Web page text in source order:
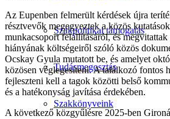
Szakpolitikai támogatás
Tudásmegosztás
Szakkönyveink
Az Eupenben felmerült kérdések újra
résztvevők megegyeztek a közös
munkacsoport felállításáról, és megvitattak
hiányának költségeiről szóló közös
Ocskay Gyula mutatott be, és amelyet
közösen véglegesíteni. A találkozó fontos
fejleszteni kell a tagok közötti belső
és a hatékonyság javítása érdekében.
A következő közgyűlésre 2025-ben